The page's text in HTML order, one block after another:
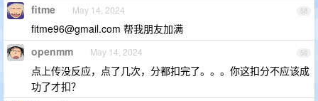
58
fitme May 14, 2024
fitme96@gmail.com 帮我朋友加满
59
openmm May 14, 2024
点上传没反应，点了几次，分都扣完了。。。你这扣分不应该成
功了才扣？